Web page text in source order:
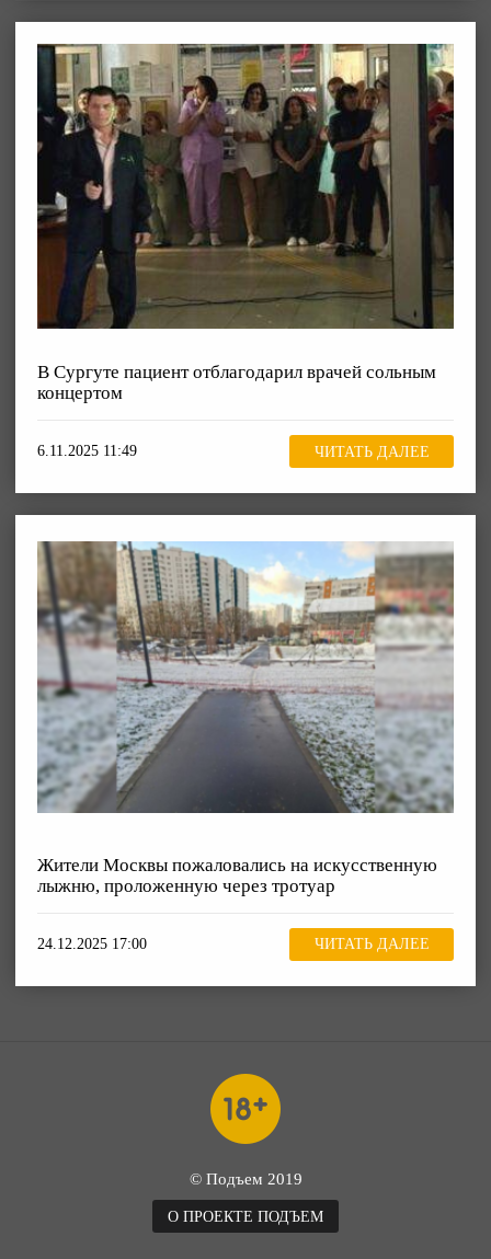
В Сургуте пациент отблагодарил врачей сольным
концертом
6.11.2025 11:49 ЧИТАТЬ ДАЛЕЕ
Жители Москвы пожаловались на искусственную
лыжню, проложенную через тротуар
24.12.2025 17:00 ЧИТАТЬ ДАЛЕЕ
© Подъем 2019
О ПРОЕКТЕ ПОДЪЕМ